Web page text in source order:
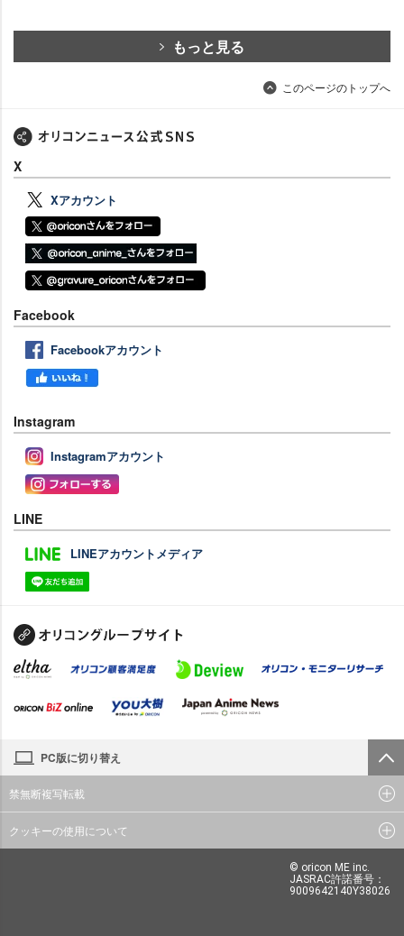
もっと見る
このページのトップへ
X
Xアカウント
Facebook
Facebookアカウント
Instagram
Instagramアカウント
LINE
LINEアカウントメディア
PC版に切り替え
禁無断複写転載
クッキーの使用について
© oricon ME inc.
JASRAC許諾番号：
9009642140Y38026